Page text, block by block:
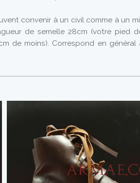
convenir à un civil comme à un
de semelle 28cm (votre pied
de moins). Correspond en